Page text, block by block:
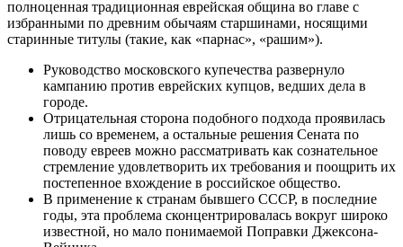
полноценная традиционная еврейская община во главе с
избранными по древним обычаям старшинами, носящими
старинные титулы (такие, как «парнас», «рашим»).
Руководство московского купечества развернуло
кампанию против еврейских купцов, ведших дела в
городе.
Отрицательная сторона подобного подхода проявилась
лишь со временем, а остальные решения Сената по
поводу евреев можно рассматривать как сознательное
стремление удовлетворить их требования и поощрить их
постепенное вхождение в российское общество.
В применение к странам бывшего СССР, в последние
годы, эта проблема сконцентрировалась вокруг широко
известной, но мало понимаемой Поправки Джексона-